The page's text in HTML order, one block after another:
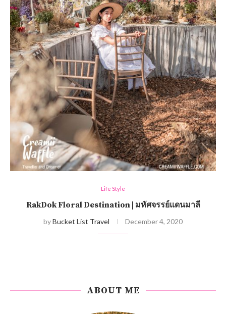
Life Style
RakDok Floral Destination | มหัศจรรย์แดนมาลี
byBucket List Travel December 4, 2020
ABOUT ME